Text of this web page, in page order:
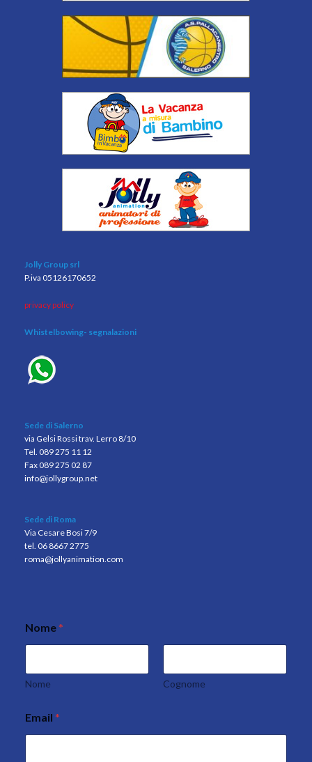
Jolly Group srl
P.iva 05126170652
privacy policy
Whistelbowing- segnalazioni
Sede di Salerno
via Gelsi Rossi trav. Lerro 8/10
Tel. 089 275 11 12
Fax 089 275 02 87
info@jollygroup.net
Sede di Roma
Via Cesare Bosi 7/9
tel. 06 8667 2775
roma@jollyanimation.com
Nome*
Nome Cognome
*
M
Email *